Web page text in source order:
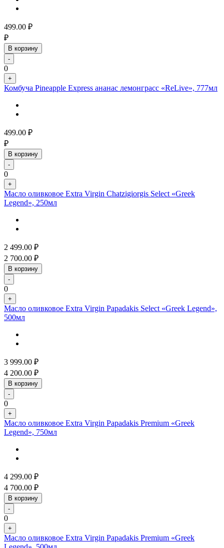
499.00 ₽
₽
В корзину
-
0
+
Комбуча Pineapple Express ананас лемонграсс «ReLive», 777мл
499.00 ₽
₽
В корзину
-
0
+
Масло оливковое Extra Virgin Chatzigiorgis Select «Greek
Legend», 250мл
2 499.00 ₽
2 700.00 ₽
В корзину
-
0
+
Масло оливковое Extra Virgin Papadakis Select «Greek Legend»,
500мл
3 999.00 ₽
4 200.00 ₽
В корзину
-
0
+
Масло оливковое Extra Virgin Papadakis Premium «Greek
Legend», 750мл
4 299.00 ₽
4 700.00 ₽
В корзину
-
0
+
Масло оливковое Extra Virgin Papadakis Premium «Greek